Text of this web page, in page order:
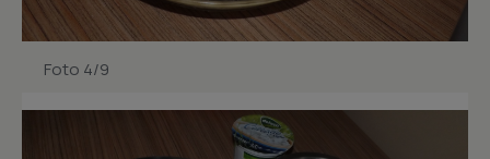
Foto 4/9